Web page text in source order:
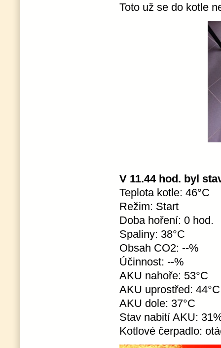
Toto už se do kotle
V 11.44 hod. byl
Teplota kotle: 46°C
Režim: Start
Doba hoření: 0 hod.
Spaliny: 38°C
Obsah CO2: --%
Účinnost: --%
AKU nahoře: 53°C
AKU uprostřed: 44°C
AKU dole: 37°C
Stav nabití AKU:
Kotlové čerpadlo: